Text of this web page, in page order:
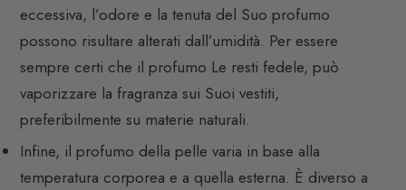
eccessiva, l’odore e la tenuta del Suo profumo
possono risultare alterati dall’umidità. Per essere
sempre certi che il profumo Le resti fedele, può
vaporizzare la fragranza sui Suoi vestiti,
preferibilmente su materie naturali.
Infine, il profumo della pelle varia in base alla
temperatura corporea e a quella esterna. È diverso a